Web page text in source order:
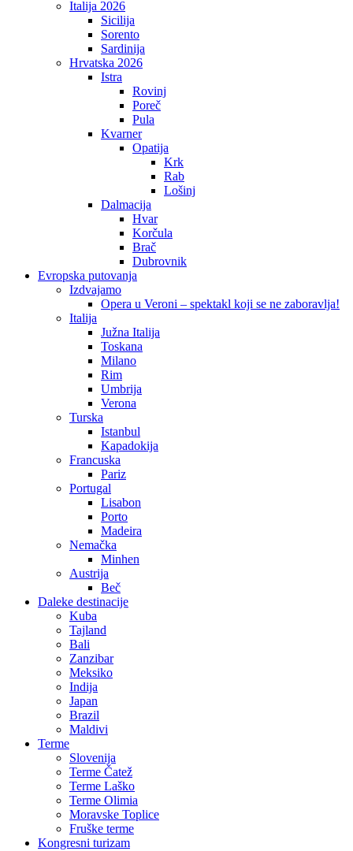
Italija 2026
Sicilija
Sorento
Sardinija
Hrvatska 2026
Istra
Rovinj
Poreč
Pula
Kvarner
Opatija
Krk
Rab
Lošinj
Dalmacija
Hvar
Korčula
Brač
Dubrovnik
Evropska putovanja
Izdvajamo
Opera u Veroni – spektakl koji se ne zaboravlja!
Italija
Južna Italija
Toskana
Milano
Rim
Umbrija
Verona
Turska
Istanbul
Kapadokija
Francuska
Pariz
Portugal
Lisabon
Porto
Madeira
Nemačka
Minhen
Austrija
Beč
Daleke destinacije
Kuba
Tajland
Bali
Zanzibar
Meksiko
Indija
Japan
Brazil
Maldivi
Terme
Slovenija
Terme Čatež
Terme Laško
Terme Olimia
Moravske Toplice
Fruške terme
Kongresni turizam